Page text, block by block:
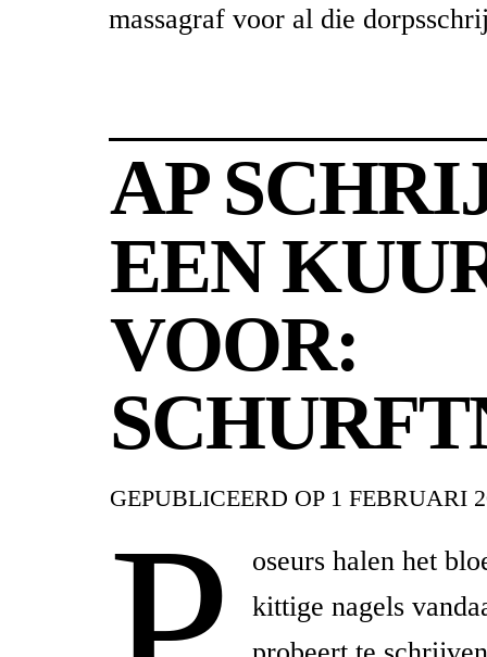
massagraf voor al die
AP
EEN
VOOR:
GEPUBLICEERD OP 1 FEBRUARI
oseurs halen het
kittige nagels